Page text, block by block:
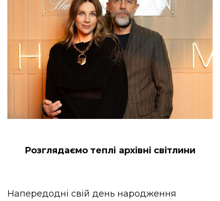
Розглядаємо теплі архівні світлини
Напередодні свій день народження